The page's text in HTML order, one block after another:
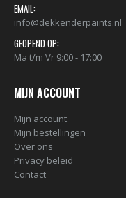
EMAIL:
info@dekkenderpaints.nl
GEOPEND OP:
Ma t/m Vr 9:00 - 17:00
MIJN ACCOUNT
Mijn account
Mijn bestellingen
Over ons
Privacy beleid
Contact